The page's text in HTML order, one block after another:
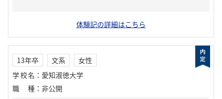
体験記の詳細はこちら
13年卒 文系
女性
学校名 ： 愛知淑徳大学
職種 ： 非公開